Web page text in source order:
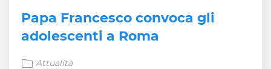
Papa Francesco convoca gli
adolescenti a Roma
Attualità